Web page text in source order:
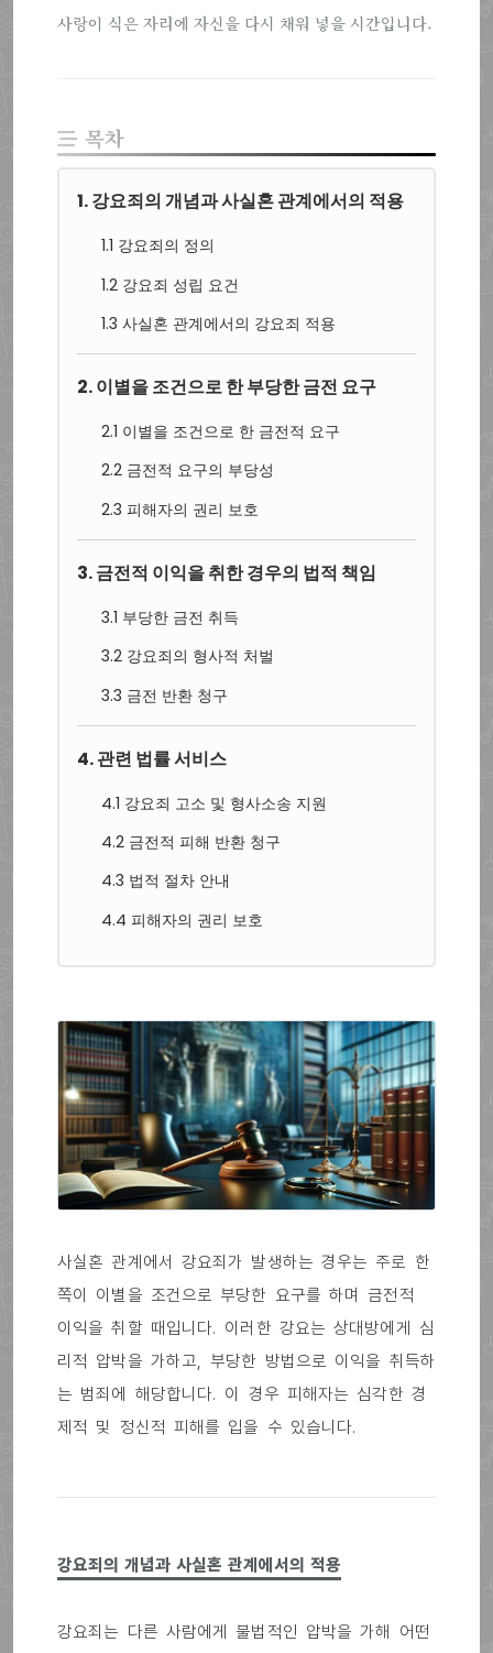
사랑이 식은 자리에 자신을 다시 채워 넣을 시간입니다.
목차
1. 강요죄의 개념과 사실혼 관계에서의 적용
1.1 강요죄의 정의
1.2 강요죄 성립 요건
1.3 사실혼 관계에서의 강요죄 적용
2. 이별을 조건으로 한 부당한 금전 요구
2.1 이별을 조건으로 한 금전적 요구
2.2 금전적 요구의 부당성
2.3 피해자의 권리 보호
3. 금전적 이익을 취한 경우의 법적 책임
3.1 부당한 금전 취득
3.2 강요죄의 형사적 처벌
3.3 금전 반환 청구
4. 관련 법률 서비스
4.1 강요죄 고소 및 형사소송 지원
4.2 금전적 피해 반환 청구
4.3 법적 절차 안내
4.4 피해자의 권리 보호
사실혼 관계에서 강요죄가 발생하는 경우는 주로 한
쪽이 이별을 조건으로 부당한 요구를 하며 금전적
이익을 취할 때입니다. 이러한 강요는 상대방에게 심
리적 압박을 가하고, 부당한 방법으로 이익을 취득하
는 범죄에 해당합니다. 이 경우 피해자는 심각한 경
제적 및 정신적 피해를 입을 수 있습니다.
강요죄의 개념과 사실혼 관계에서의 적용
강요죄는 다른 사람에게 불법적인 압박을 가해 어떤